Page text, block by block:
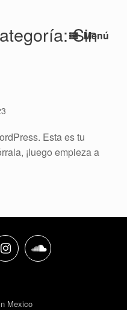
Menú
Sin
Esta es tu
¡luego empieza a
Mexico